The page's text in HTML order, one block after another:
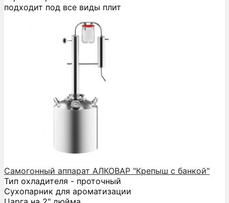
подходит под все виды плит
Самогонный аппарат АЛКОВАР "Крепыш с банкой"
Тип охладителя - проточный
Сухопарник для ароматизации